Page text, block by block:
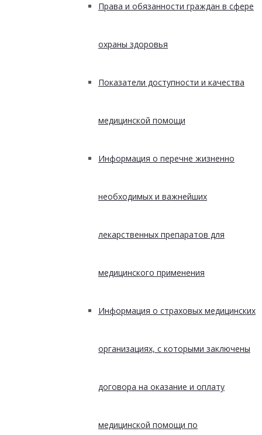
Права и обязанности граждан в сфере
охраны здоровья
Показатели доступности и качества
медицинской помощи
Информация о перечне жизненно
необходимых и важнейших
лекарственных препаратов для
медицинского применения
Информация о страховых медицинских
организациях, с которыми заключены
договора на оказание и оплату
медицинской помощи по